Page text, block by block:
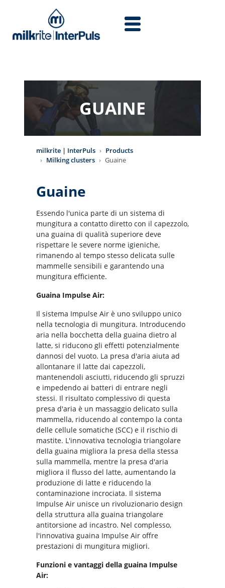
GUAINE
milkrite | InterPuls
Products
Milking clusters
Guaine
Guaine
Essendo l'unica parte di un sistema di
mungitura a contatto diretto con il capezzolo,
una guaina di qualità superiore deve
rispettare le severe norme igieniche,
rimanendo al tempo stesso delicata sulle
mammelle sensibili e garantendo una
mungitura efficiente.
Guaina Impulse Air:
Il sistema Impulse Air è uno sviluppo unico
nella tecnologia di mungitura. Introducendo
aria nella bocchetta della guaina dietro al
latte, si riducono gli effetti potenzialmente
dannosi del vuoto. La presa d'aria aiuta ad
allontanare il latte dai capezzoli,
mantenendoli asciutti, riducendo gli spruzzi
e impedendo ai batteri di entrare negli
stessi. Il risultato complessivo di questa
presa d'aria è un massaggio delicato sulla
mammella, riducendo al contempo la conta
delle cellule somatiche (SCC) e il rischio di
mastite. L'innovativa tecnologia triangolare
della guaina migliora la presa della stessa
sulla mammella, mentre la presa d'aria
migliora il flusso del latte, aumentando la
produzione di latte e riducendo la
contaminazione incrociata. Il sistema
Impulse Air unisce un rivoluzionario design
della struttura alla guaina triangolare
antitorsione ad incastro. Nel complesso,
l'innovativa guaina Impulse Air offre
prestazioni di mungitura migliori.
Funzioni e vantaggi della guaina Impulse
Air: